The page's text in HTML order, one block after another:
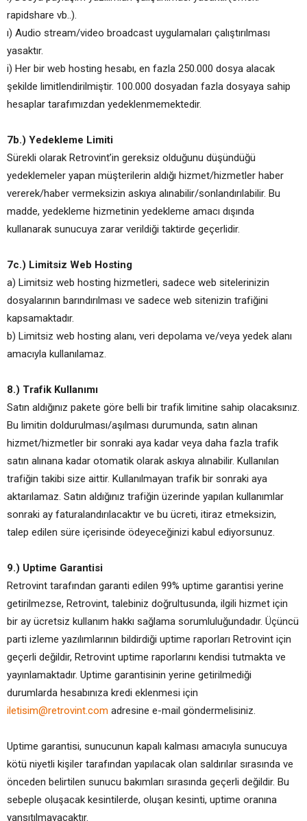
rapidshare vb..).
ı) Audio stream/video broadcast uygulamaları çalıştırılması
yasaktır.
i) Her bir web hosting hesabı, en fazla 250.000 dosya alacak
şekilde limitlendirilmiştir. 100.000 dosyadan fazla dosyaya sahip
hesaplar tarafımızdan yedeklenmemektedir.
7b.) Yedekleme Limiti
Sürekli olarak Retrovint’in gereksiz olduğunu düşündüğü
yedeklemeler yapan müşterilerin aldığı hizmet/hizmetler haber
vererek/haber vermeksizin askıya alınabilir/sonlandırılabilir. Bu
madde, yedekleme hizmetinin yedekleme amacı dışında
kullanarak sunucuya zarar verildiği taktirde geçerlidir.
7c.) Limitsiz Web Hosting
a) Limitsiz web hosting hizmetleri, sadece web sitelerinizin
dosyalarının barındırılması ve sadece web sitenizin trafiğini
kapsamaktadır.
b) Limitsiz web hosting alanı, veri depolama ve/veya yedek alanı
amacıyla kullanılamaz.
8.) Trafik Kullanımı
Satın aldığınız pakete göre belli bir trafik limitine sahip olacaksınız.
Bu limitin doldurulması/aşılması durumunda, satın alınan
hizmet/hizmetler bir sonraki aya kadar veya daha fazla trafik
satın alınana kadar otomatik olarak askıya alınabilir. Kullanılan
trafiğin takibi size aittir. Kullanılmayan trafik bir sonraki aya
aktarılamaz. Satın aldığınız trafiğin üzerinde yapılan kullanımlar
sonraki ay faturalandırılacaktır ve bu ücreti, itiraz etmeksizin,
talep edilen süre içerisinde ödeyeceğinizi kabul ediyorsunuz.
9.) Uptime Garantisi
Retrovint tarafından garanti edilen 99% uptime garantisi yerine
getirilmezse, Retrovint, talebiniz doğrultusunda, ilgili hizmet için
bir ay ücretsiz kullanım hakkı sağlama sorumluluğundadır. Üçüncü
parti izleme yazılımlarının bildirdiği uptime raporları Retrovint için
geçerli değildir, Retrovint uptime raporlarını kendisi tutmakta ve
yayınlamaktadır. Uptime garantisinin yerine getirilmediği
durumlarda hesabınıza kredi eklenmesi için
iletisim@retrovint.com adresine e-mail göndermelisiniz.
Uptime garantisi, sunucunun kapalı kalması amacıyla sunucuya
kötü niyetli kişiler tarafından yapılacak olan saldırılar sırasında ve
önceden belirtilen sunucu bakımları sırasında geçerli değildir. Bu
sebeple oluşacak kesintilerde, oluşan kesinti, uptime oranına
yansıtılmayacaktır.